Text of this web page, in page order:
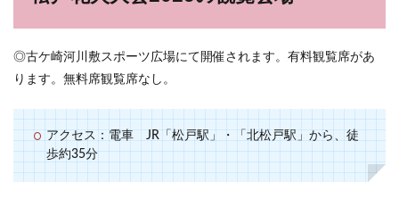
◎古ケ崎河川敷スポーツ広場にて開催されます。有料観覧席があ
ります。無料席観覧席なし。
アクセス：電車 JR「松戸駅」・「北松戸駅」から、徒
歩約35分